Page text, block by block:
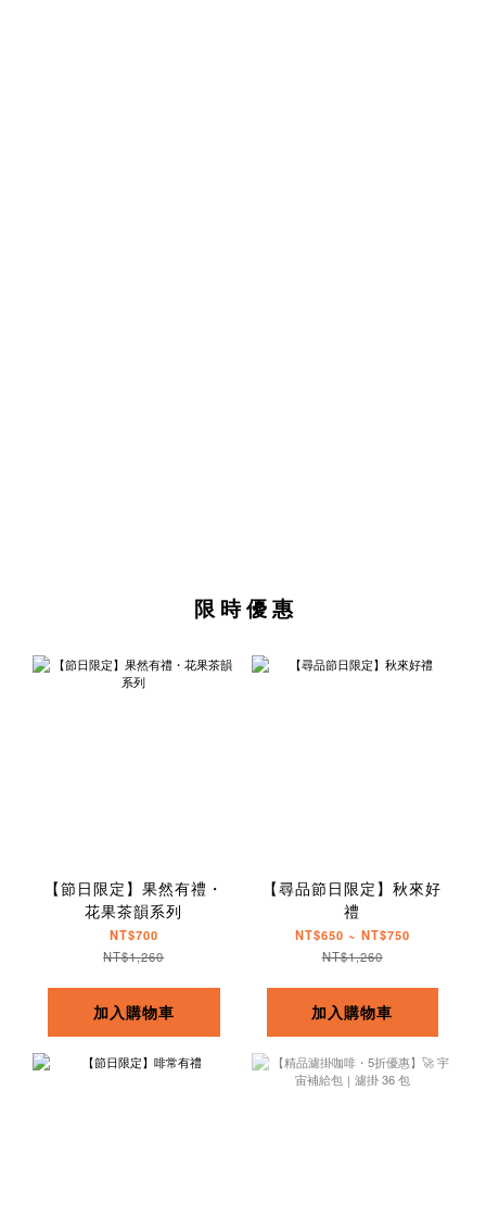
限 時 優 惠
【節日限定】果然有禮・
花果茶韻系列
NT$700
NT$1,260
加入購物車
【尋品節日限定】秋來好
禮
NT$650 ~ NT$750
NT$1,260
加入購物車